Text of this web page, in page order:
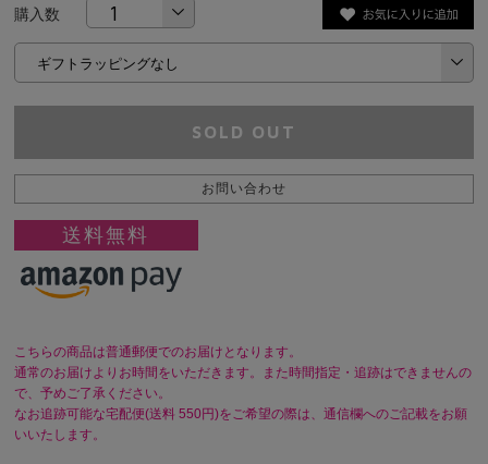
購入数
SOLD OUT
お問い合わせ
送料無料
こちらの商品は普通郵便でのお届けとなります。
通常のお届けよりお時間をいただきます。また時間指定・追跡はできませんの
で、予めご了承ください。
なお追跡可能な宅配便(送料 550円)をご希望の際は、通信欄へのご記載をお願
いいたします。